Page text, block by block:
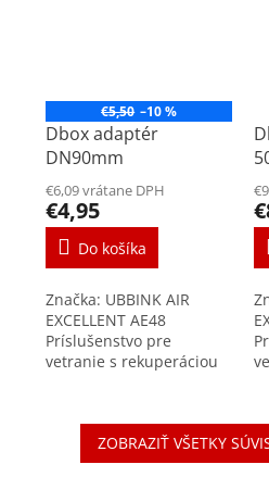
€5,50 –10 %
Dbox adaptér
DN90mm
€6,09 vrátane DPH
€4,95
Do košíka
Značka: UBBINK AIR
EXCELLENT AE48
Príslušenstvo pre
vetranie s rekuperáciou
AE48c rozmer DN90mm
na akýkoľvek rozvodný
box z rady...
ZOBRAZIŤ VŠETKY